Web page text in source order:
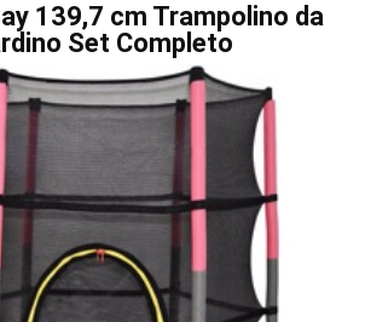
139,7 cm Trampolino da
Set Completo